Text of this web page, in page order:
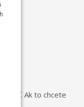
Ak to chcete